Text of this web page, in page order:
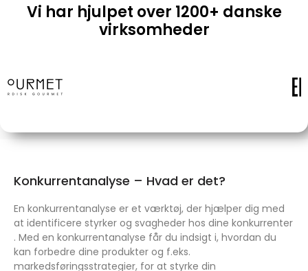
Vi har hjulpet over 1200+ danske
virksomheder
Konkurrentanalyse – Hvad er det?
En konkurrentanalyse er et værktøj, der hjælper dig med
at identificere styrker og svagheder hos dine konkurrenter
. Med en konkurrentanalyse får du indsigt i, hvordan du
kan forbedre dine produkter og f.eks.
markedsføringsstrategier, for at styrke din